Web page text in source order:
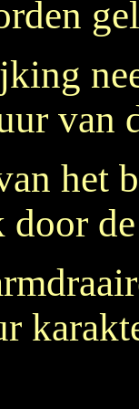
van
het
door